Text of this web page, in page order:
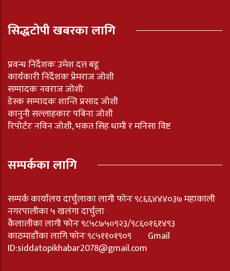
सिद्धटोपी खबरका लागि
प्रवन्ध निर्देशकः उमेश दत्त बडू
कार्यकारी निर्देशकः प्रेमराज जोशी
सम्पादकः नवराज जोशीः
डेस्क सम्पादकः शान्ति प्रसाद जोशी
कानुनी सल्लाहकारः पबिना जोशी
रिपोर्टरः नविन जोशी, भकत सिह धामी र मनिसा विष्ट
सम्पर्कका लागि
सम्पर्क कार्यालय दार्चुलाका लागी फोनः ९८६६४४४०३७ महाकाली
नगरपालीका ५ खलंगा दार्चुला
कैलालीका लागी फोनः ९८५८७५०९२३/९८६०१६१४९३
काठमाडौंका लागि फोनः ९८५११०१९०९ Gmail
ID:siddatopikhabar2078@gmail.com